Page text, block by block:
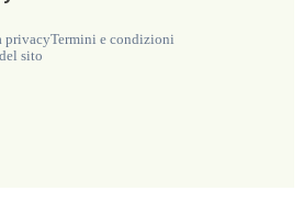
privacyTermini e condizioni
sito